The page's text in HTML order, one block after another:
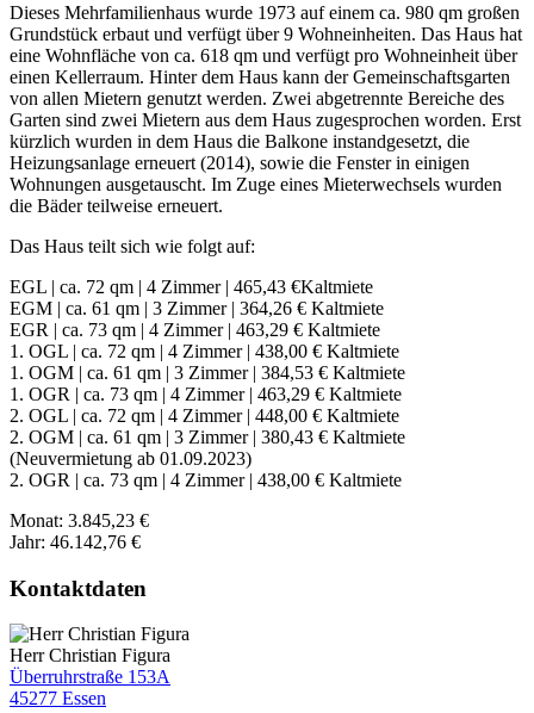
Dieses Mehrfamilienhaus wurde 1973 auf einem ca. 980 qm großen
Grundstück erbaut und verfügt über 9 Wohneinheiten. Das Haus hat
eine Wohnfläche von ca. 618 qm und verfügt pro Wohneinheit über
einen Kellerraum. Hinter dem Haus kann der Gemeinschaftsgarten
von allen Mietern genutzt werden. Zwei abgetrennte Bereiche des
Garten sind zwei Mietern aus dem Haus zugesprochen worden. Erst
kürzlich wurden in dem Haus die Balkone instandgesetzt, die
Heizungsanlage erneuert (2014), sowie die Fenster in einigen
Wohnungen ausgetauscht. Im Zuge eines Mieterwechsels wurden
die Bäder teilweise erneuert.
Das Haus teilt sich wie folgt auf:
EGL | ca. 72 qm | 4 Zimmer | 465,43 €Kaltmiete
EGM | ca. 61 qm | 3 Zimmer | 364,26 € Kaltmiete
EGR | ca. 73 qm | 4 Zimmer | 463,29 € Kaltmiete
1. OGL | ca. 72 qm | 4 Zimmer | 438,00 € Kaltmiete
1. OGM | ca. 61 qm | 3 Zimmer | 384,53 € Kaltmiete
1. OGR | ca. 73 qm | 4 Zimmer | 463,29 € Kaltmiete
2. OGL | ca. 72 qm | 4 Zimmer | 448,00 € Kaltmiete
2. OGM | ca. 61 qm | 3 Zimmer | 380,43 € Kaltmiete
(Neuvermietung ab 01.09.2023)
2. OGR | ca. 73 qm | 4 Zimmer | 438,00 € Kaltmiete
Monat: 3.845,23 €
Jahr: 46.142,76 €
Kontaktdaten
Herr Christian Figura
Überruhrstraße 153A
45277 Essen